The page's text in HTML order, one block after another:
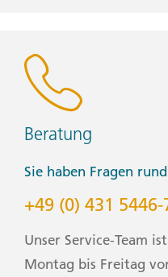
Beratung
Sie haben Fragen
+49 (0) 431 5446-
Unser Service-Team ist
Montag bis Freitag